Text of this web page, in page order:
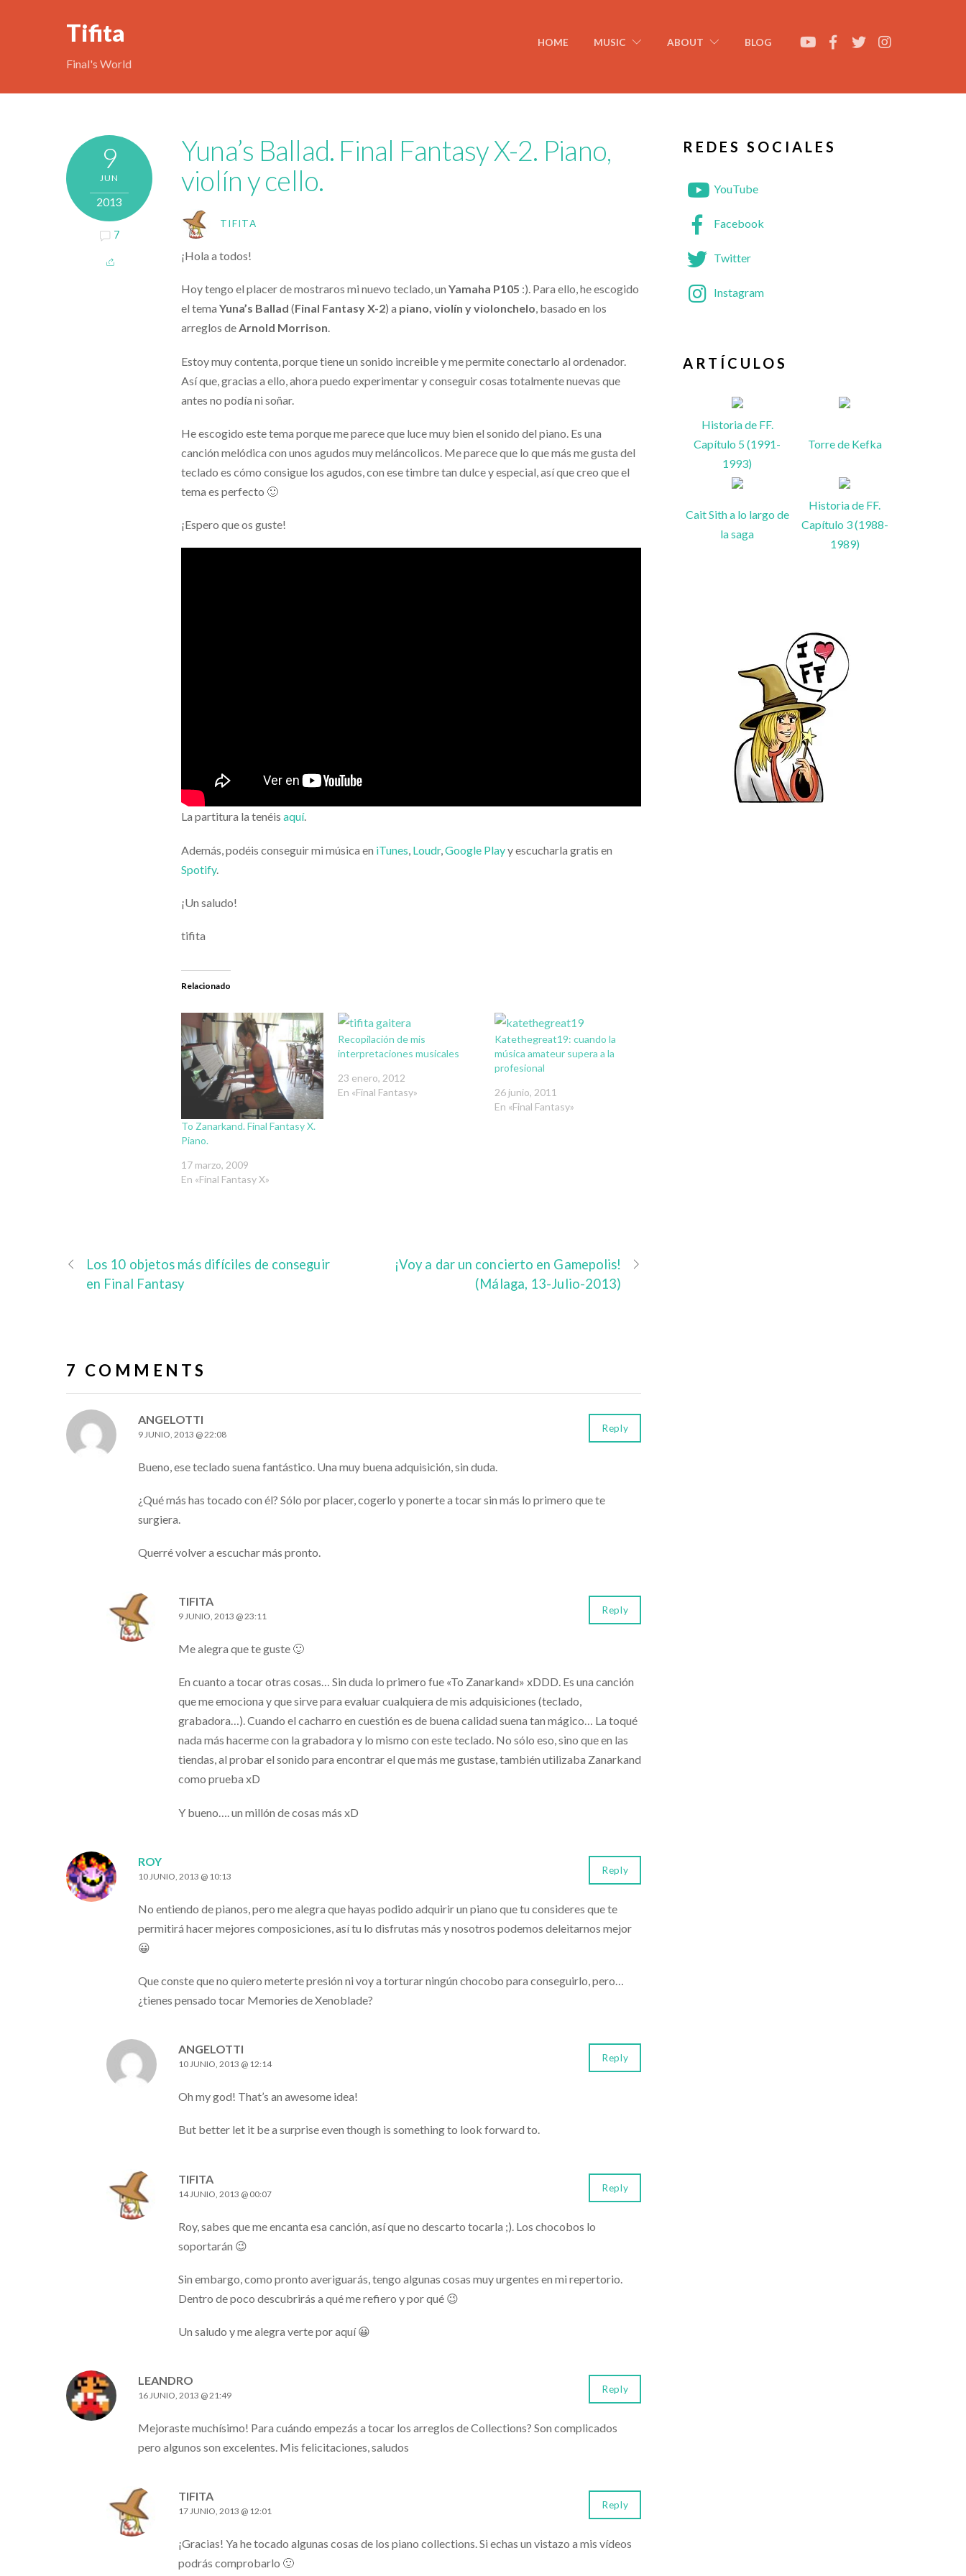
Tifita
Final's World
HOME MUSIC ABOUT BLOG
9
JUN
2013
7
Yuna’s Ballad. Final Fantasy X-2. Piano,
violín y cello.
TIFITA
¡Hola a todos!
Hoy tengo el placer de mostraros mi nuevo teclado, unYamaha P105 :). Para ello, he escogido
el tema Yuna’s Ballad (Final Fantasy X-2) a piano, violín y violonchelo, basado en los
arreglos deArnold Morrison.
Estoy muy contenta, porque tiene un sonido increible y me permite conectarlo al ordenador.
Así que, gracias a ello, ahora puedo experimentar y conseguir cosas totalmente nuevas que
antes no podía ni soñar.
He escogido este tema porque me parece que luce muy bien el sonido del piano. Es una
canción melódica con unos agudos muy meláncolicos. Me parece que lo que más me gusta del
teclado es cómo consigue los agudos, con ese timbre tan dulce y especial, así que creo que el
tema es perfecto 🙂
¡Espero que os guste!
La partitura la tenéis aquí.
Además, podéis conseguir mi música en iTunes Loudr, Google Playy escucharla gratis en
Spotify.
¡Un saludo!
tifita
Relacionado
To Zanarkand. Final Fantasy X.
Piano.
17 marzo, 2009
En «Final Fantasy X»
Recopilación de mis
interpretaciones musicales
23 enero, 2012
En «Final Fantasy»
Katethegreat19: cuando la
música amateur supera a la
profesional
26 junio, 2011
En «Final Fantasy»
Los 10 objetos más difíciles de conseguir
en Final Fantasy
¡Voy a dar un concierto en Gamepolis!
(Málaga, 13-Julio-2013)
7 COMMENTS
ANGELOTTI
9 JUNIO, 2013 @ 22:08
Bueno, ese teclado suena fantástico. Una muy buena adquisición, sin duda.
¿Qué más has tocado con él? Sólo por placer, cogerlo y ponerte a tocar sin más lo primero que te
surgiera.
Querré volver a escuchar más pronto.
Reply
TIFITA
9 JUNIO, 2013 @ 23:11
Me alegra que te guste 🙂
En cuanto a tocar otras cosas… Sin duda lo primero fue «To Zanarkand» xDDD. Es una canción
que me emociona y que sirve para evaluar cualquiera de mis adquisiciones (teclado,
grabadora…). Cuando el cacharro en cuestión es de buena calidad suena tan mágico… La toqué
nada más hacerme con la grabadora y lo mismo con este teclado. No sólo eso, sino que en las
tiendas, al probar el sonido para encontrar el que más me gustase, también utilizaba Zanarkand
como prueba xD
Y bueno…. un millón de cosas más xD
Reply
ROY
10 JUNIO, 2013 @ 10:13
No entiendo de pianos, pero me alegra que hayas podido adquirir un piano que tu consideres que te
permitirá hacer mejores composiciones, así tu lo disfrutas más y nosotros podemos deleitarnos mejor
😀
Que conste que no quiero meterte presión ni voy a torturar ningún chocobo para conseguirlo, pero…
¿tienes pensado tocar Memories de Xenoblade?
Reply
ANGELOTTI
10 JUNIO, 2013 @ 12:14
Oh my god! That’s an awesome idea!
But better let it be a surprise even though is something to look forward to.
Reply
TIFITA
14 JUNIO, 2013 @ 00:07
Roy, sabes que me encanta esa canción, así que no descarto tocarla ;). Los chocobos lo
soportarán 😉
Sin embargo, como pronto averiguarás, tengo algunas cosas muy urgentes en mi repertorio.
Dentro de poco descubrirás a qué me refiero y por qué 😉
Un saludo y me alegra verte por aquí 😀
Reply
LEANDRO
16 JUNIO, 2013 @ 21:49
Mejoraste muchísimo! Para cuándo empezás a tocar los arreglos de Collections? Son complicados
pero algunos son excelentes. Mis felicitaciones, saludos
Reply
TIFITA
17 JUNIO, 2013 @ 12:01
¡Gracias! Ya he tocado algunas cosas de los piano collections. Si echas un vistazo a mis vídeos
podrás comprobarlo 🙂
Reply
REDES SOCIALES
YouTube
Facebook
Twitter
Instagram
ARTÍCULOS
Historia de FF.
Capítulo 5 (1991-
1993)
Torre de Kefka
Cait Sith a lo largo de
la saga
Historia de FF.
Capítulo 3 (1988-
1989)